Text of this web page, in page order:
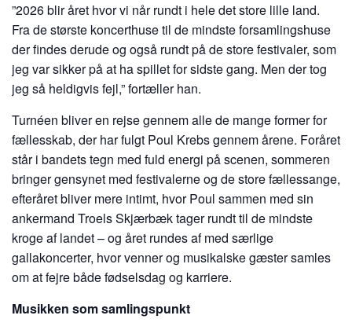
”2026 blir året hvor vi når rundt i hele det store lille land.
Fra de største koncerthuse til de mindste forsamlingshuse
der findes derude og også rundt på de store festivaler, som
jeg var sikker på at ha spillet for sidste gang. Men der tog
jeg så heldigvis fejl,” fortæller han.
Turnéen bliver en rejse gennem alle de mange former for
fællesskab, der har fulgt Poul Krebs gennem årene. Foråret
står i bandets tegn med fuld energi på scenen, sommeren
bringer gensynet med festivalerne og de store fællessange,
efteråret bliver mere intimt, hvor Poul sammen med sin
ankermand Troels Skjærbæk tager rundt til de mindste
kroge af landet – og året rundes af med særlige
gallakoncerter, hvor venner og musikalske gæster samles
om at fejre både fødselsdag og karriere.
Musikken som samlingspunkt